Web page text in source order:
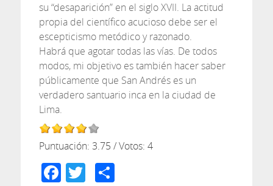
su “desaparición” en el siglo XVII. La actitud
propia del científico acucioso debe ser el
escepticismo metódico y razonado.
Habrá que agotar todas las vías. De todos
modos, mi objetivo es también hacer saber
públicamente que San Andrés es un
verdadero santuario inca en la ciudad de
Lima.
Puntuación: 3.75 / Votos: 4
Facebook
TwitterCompartir